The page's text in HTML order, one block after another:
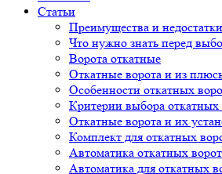
Статьи
Преимущества и
Что нужно знать перед
Ворота откатные
Откатные ворота и из
Особенности откатных
Критерии выбора откатных
Откатные ворота и их
Комплект для откатных
Автоматика откатных
Автоматика для откатных